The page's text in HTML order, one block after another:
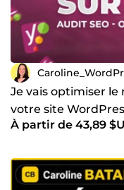
Je vais optimiser
votre site
À partir de 43,89